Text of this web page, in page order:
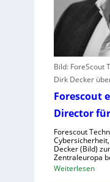
e
s
e
r
e
r
b
e
n
Bild: ForeScout
Dirk Decker
Forescout
Director
Forescout
Decker (Bild)
Zentraleuropa
Weiterlesen: